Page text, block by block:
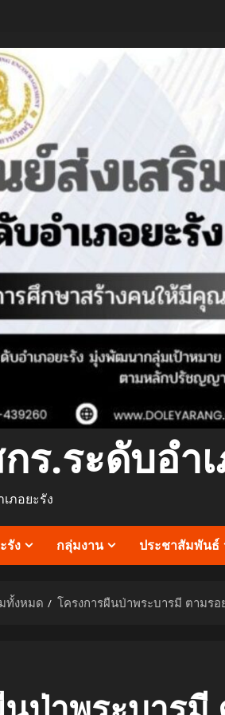
ร.ระดับอำ
ภอยะรัง
รัง กลุ่มงาน ประชาสัมพันธ์
ทั้งหมด โครงการผืนป่าพระบารมี ตามร